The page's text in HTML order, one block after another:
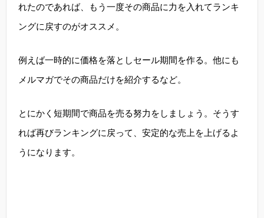
れたのであれば、もう一度その商品に力を入れてランキ
ングに戻すのがオススメ。
例えば一時的に価格を落としセール期間を作る。他にも
メルマガでその商品だけを紹介するなど。
とにかく短期間で商品を売る努力をしましょう。そうす
れば再びランキングに戻って、安定的な売上を上げるよ
うになります。